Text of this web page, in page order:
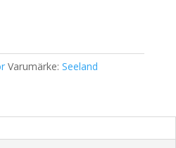
Varumärke: Seeland